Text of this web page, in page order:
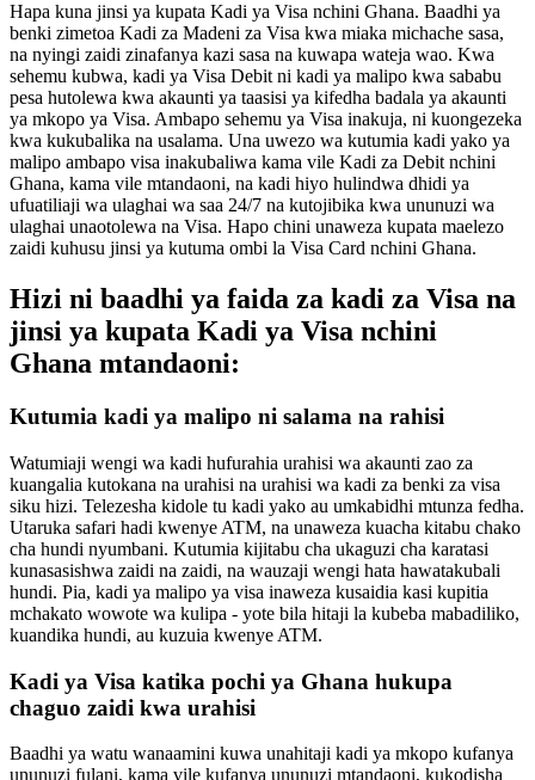
Hapa kuna jinsi ya kupata Kadi ya Visa nchini Ghana. Baadhi ya
benki zimetoa Kadi za Madeni za Visa kwa miaka michache sasa,
na nyingi zaidi zinafanya kazi sasa na kuwapa wateja wao. Kwa
sehemu kubwa, kadi ya Visa Debit ni kadi ya malipo kwa sababu
pesa hutolewa kwa akaunti ya taasisi ya kifedha badala ya akaunti
ya mkopo ya Visa. Ambapo sehemu ya Visa inakuja, ni kuongezeka
kwa kukubalika na usalama. Una uwezo wa kutumia kadi yako ya
malipo ambapo visa inakubaliwa kama vile Kadi za Debit nchini
Ghana, kama vile mtandaoni, na kadi hiyo hulindwa dhidi ya
ufuatiliaji wa ulaghai wa saa 24/7 na kutojibika kwa ununuzi wa
ulaghai unaotolewa na Visa. Hapo chini unaweza kupata maelezo
zaidi kuhusu jinsi ya kutuma ombi la Visa Card nchini Ghana.
Hizi ni baadhi ya faida za kadi za Visa na
jinsi ya kupata Kadi ya Visa nchini
Ghana mtandaoni:
Kutumia kadi ya malipo ni salama na rahisi
Watumiaji wengi wa kadi hufurahia urahisi wa akaunti zao za
kuangalia kutokana na urahisi na urahisi wa kadi za benki za visa
siku hizi. Telezesha kidole tu kadi yako au umkabidhi mtunza fedha.
Utaruka safari hadi kwenye ATM, na unaweza kuacha kitabu chako
cha hundi nyumbani. Kutumia kijitabu cha ukaguzi cha karatasi
kunasasishwa zaidi na zaidi, na wauzaji wengi hata hawatakubali
hundi. Pia, kadi ya malipo ya visa inaweza kusaidia kasi kupitia
mchakato wowote wa kulipa - yote bila hitaji la kubeba mabadiliko,
kuandika hundi, au kuzuia kwenye ATM.
Kadi ya Visa katika pochi ya Ghana hukupa
chaguo zaidi kwa urahisi
Baadhi ya watu wanaamini kuwa unahitaji kadi ya mkopo kufanya
ununuzi fulani, kama vile kufanya ununuzi mtandaoni, kukodisha